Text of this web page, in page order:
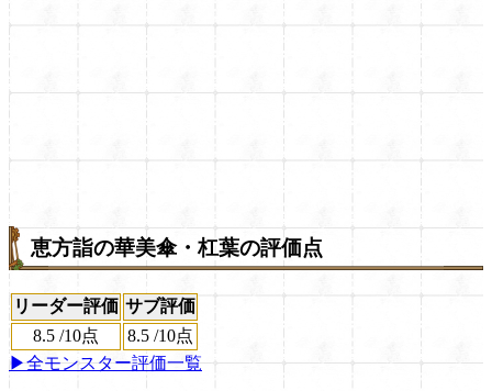
恵方詣の華美傘・杠葉の評価点
リーダー評価 サブ評価
8.5 /10点 8.5 /10点
▶全モンスター評価一覧